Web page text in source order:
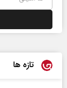
تازه ها